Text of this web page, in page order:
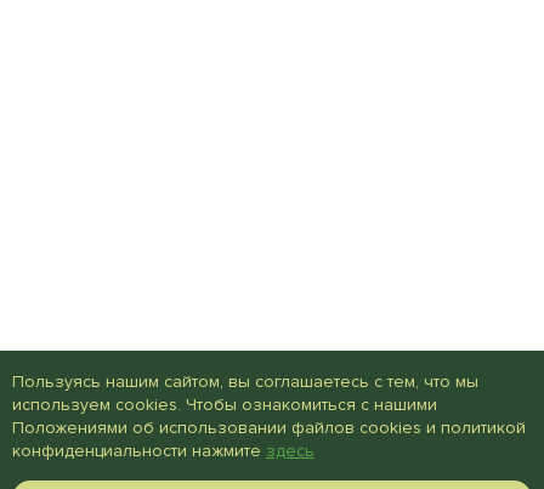
Пользуясь нашим сайтом, вы соглашаетесь с тем, что мы
используем cookies. Чтобы ознакомиться с нашими
Положениями об использовании файлов cookies и политикой
конфиденциальности нажмите здесь